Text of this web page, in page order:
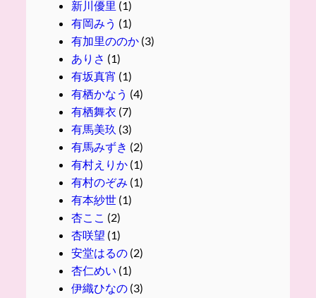
新川優里 (1)
有岡みう (1)
有加里ののか(3)
ありさ (1)
有坂真宵 (1)
有栖かなう (4)
有栖舞衣 (7)
有馬美玖 (3)
有馬みずき (2)
有村えりか(1)
有村のぞみ (1)
有本紗世(1)
杏ここ (2)
杏咲望 (1)
安堂はるの(2)
杏仁めい (1)
伊織ひなの(3)